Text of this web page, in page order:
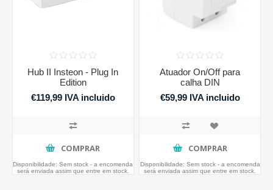
Hub II Insteon - Plug In
Edition
€119,99 IVA incluido
COMPRAR
Disponibilidade: Sem stock - a encomenda
será enviada assim que entre em stock.
Atuador On/Off para
calha DIN
€59,99 IVA incluido
COMPRAR
Disponibilidade: Sem stock - a encomenda
será enviada assim que entre em stock.